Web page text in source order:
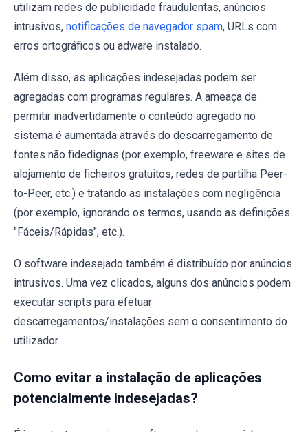
utilizam redes de publicidade fraudulentas, anúncios
intrusivos, notificações de navegador spam, URLs com
erros ortográficos ou adware instalado.
Além disso, as aplicações indesejadas podem ser
agregadas com programas regulares. A ameaça de
permitir inadvertidamente o conteúdo agregado no
sistema é aumentada através do descarregamento de
fontes não fidedignas (por exemplo, freeware e sites de
alojamento de ficheiros gratuitos, redes de partilha Peer-
to-Peer, etc.) e tratando as instalações com negligência
(por exemplo, ignorando os termos, usando as definições
"Fáceis/Rápidas", etc.).
O software indesejado também é distribuído por anúncios
intrusivos. Uma vez clicados, alguns dos anúncios podem
executar scripts para efetuar
descarregamentos/instalações sem o consentimento do
utilizador.
Como evitar a instalação de aplicações
potencialmente indesejadas?